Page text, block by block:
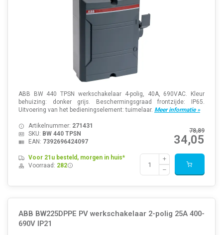
ABB BW 440 TPSN werkschakelaar 4-polig, 40A, 690VAC. Kleur
behuizing: donker grijs. Beschermingsgraad frontzijde: IP65.
Uitvoering van het bedieningselement: tuimelaar. Meer informatie »
78,89
34,05
Artikelnummer: 271431
SKU: BW 440 TPSN
EAN: 7392696424097
Voor 21u besteld, morgen in huis*
Voorraad: 282
ABB BW225DPPE PV werkschakelaar 2-polig 25A 400-
690V IP21